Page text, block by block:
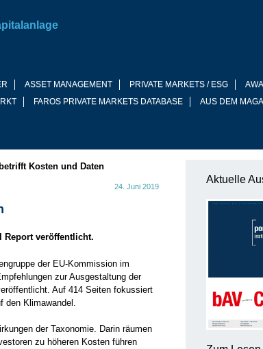
ASSET MANAGEMENT PRIVATE MARKETS / ESG
FAROS PRIVATE MARKETS DATABASE AUS DEM
Kosten und Daten
24. Juni 2019
Report veröffentlicht.
der EU-Kommission im
zur Ausgestaltung der
Auf 414 Seiten fokussiert
den Klimawandel.
der Taxonomie. Darin räumen
zu höheren Kosten führen
Aktuelle